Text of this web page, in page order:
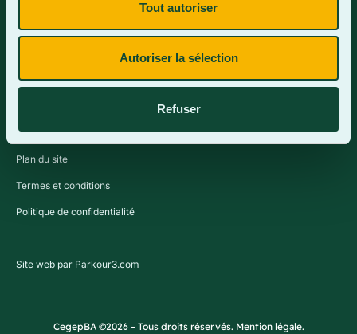
Tout autoriser
Autoriser la sélection
Refuser
Plan du site
Termes et conditions
Politique de confidentialité
Site web par Parkour3.com
CegepBA ©2026 – Tous droits réservés. Mention légale.